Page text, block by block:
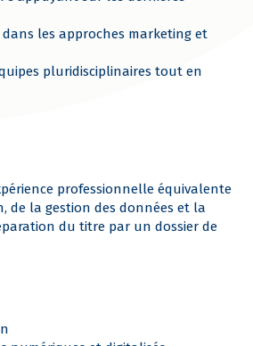
les approches marketing et
pluridisciplinaires tout en
professionnelle équivalente
de la gestion des données et la
du titre par un dossier de